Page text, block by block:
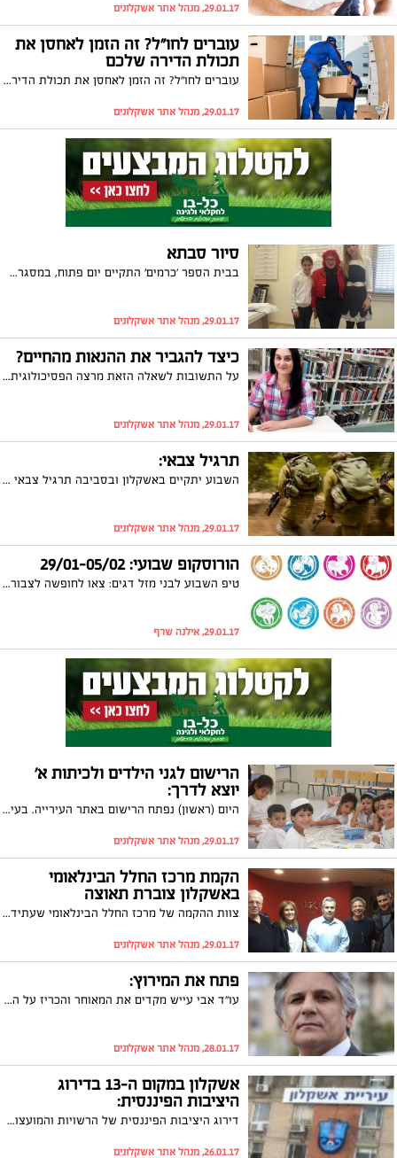
29.01.17, מנהל אתר אשקלונים
עוברים לחו"ל? זה הזמן לאחסן את
תכולת הדירה שלכם
עוברים לחו"ל? זה הזמן לאחסן את תכולת הדירה שלכם
29.01.17, מנהל אתר אשקלונים
סיור סבתא
בבית הספר 'כרמים' התקיים יום פתוח, במסגרתו יכלו הורים לילדים העולים לכיתה א' להתרשם מהמגמות השונות בבית הספר. מי שערך את הסיור להורים היו דווקא התלמידים שהסבירו על ייחודיות המגמות וסיפרו כמה הם נהנים ללמוד ב'כרמים'. אחת התלמידות שהשתתפו בסיור הייתה לי זכריה, תלמידת כיתה ה', שהזמינה את הסבתא חברת מועצה, שרה זכריה, להתרשם מפעילות בית הספר. לי ערכה לסבתא סיור פרטי והביעה בקיאות וגאווה במתרחש בבית ספרה. נראה כי התפוח לא נפל רחוק מהעץ..
29.01.17, מנהל אתר אשקלונים
כיצד להגביר את ההנאות מהחיים?
על התשובות לשאלה הזאת מרצה הפסיכולוגית ד"ר מורן טויק בפני חברי ארגון הגמלאים העירוני. ד"ר טויק: "כיום אנו עוסקים בפסיכולוגיה חיובית שתפקידה ליצור שינויים חיוביים בחיים"
29.01.17, מנהל אתר אשקלונים
תרגיל צבאי:
השבוע יתקיים באשקלון ובסביבה תרגיל צבאי של אוגדת עזה שתוכנן מראש. במסגרת התרגיל תורגש תנועה ערה של כוחות הביטחון וכן כלי רכב צבאיים באזור
29.01.17, מנהל אתר אשקלונים
הורוסקופ שבועי: 29/01-05/02
טיפ השבוע לבני מזל דגים: צאו לחופשה לצבור כוחות
29.01.17, אילנה שרף
הרישום לגני הילדים ולכיתות א'
יוצא לדרך:
היום (ראשון) נפתח הרישום באתר העירייה. בעירייה נערכים להקל על ההורים משמעותית את תהליך הרישום שיתאפשר באמצעות אתר האינטרנט העירוני ובמרכזים הקהילתיים
29.01.17, מנהל אתר אשקלונים
הקמת מרכז החלל הבינלאומי
באשקלון צוברת תאוצה
צוות ההקמה של מרכז החלל הבינלאומי שעתיד לקום באשקלון עובד בשבועות האחרונים במלוא המרץ על השלב התכנוני. השבוע התקיימה פגישת עבודה של צוות ההקמה יחד עם הגב' לילי קידר, מנהלת האגף לקידום תעסוקה, תעשייה ומסחר בעירייה במשרדי חברת 'דיסק אין' שתלווה את הקמת הפרויקט מבחינה תכנונית ואף תפיק את התכנים והמיצגים האינטראקטיביים
29.01.17, מנהל אתר אשקלונים
פתח את המירוץ:
עו"ד אבי עייש מקדים את המאוחר והכריז על התמודדותו לראשות העיר בבחירות שיתקיימו באוקטובר 2018. עייש: "כשאני מאמין במשהו אני הולך עד הסוף"
28.01.17, מנהל אתר אשקלונים
אשקלון במקום ה-13 בדירוג
היציבות הפיננסית:
דירוג היציבות הפיננסית של הרשויות והמועצות המקומיות של CofaceBdi מעלה כי באשקלון ישנה ירידה של שלושה מקומות לעומת השנה שעברה. ראש עיריית אשקלון, איתמר שמעוני מסר כי הסיבה לירידה טמונה בעשייה: "זו לא חוכמה לשמור על יציבות ולא לבנות בתי ספר וגני ילדים"
26.01.17, מנהל אתר אשקלונים